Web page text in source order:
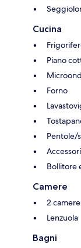
Cucina
Piano
Forno
Pentole/
Bollitore
Camere
2 camere
Lenzuola
Bagni